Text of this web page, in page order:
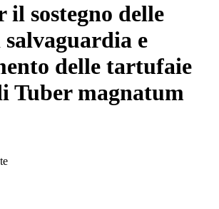
il sostegno delle
e
delle tartufaie
Tuber magnatum